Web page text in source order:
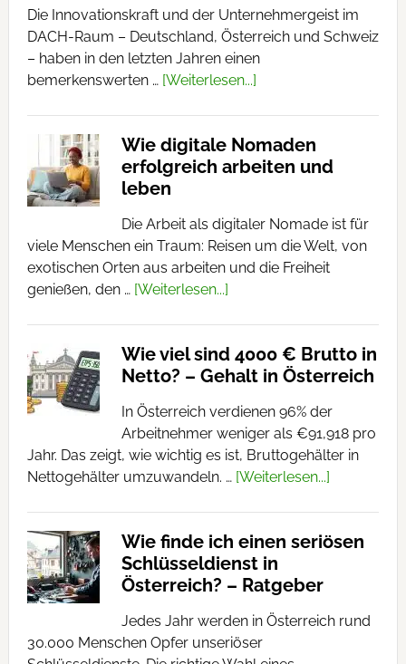
Die Innovationskraft und der Unternehmergeist im
DACH-Raum – Deutschland, Österreich und Schweiz
– haben in den letzten Jahren einen
bemerkenswerten … [Weiterlesen...]
Wie digitale Nomaden
erfolgreich arbeiten und
leben
Die Arbeit als digitaler Nomade ist für
viele Menschen ein Traum: Reisen um die Welt, von
exotischen Orten aus arbeiten und die Freiheit
genießen, den … [Weiterlesen...]
Wie viel sind 4000 € Brutto in
Netto? – Gehalt in Österreich
In Österreich verdienen 96% der
Arbeitnehmer weniger als €91,918 pro
Jahr. Das zeigt, wie wichtig es ist, Bruttogehälter in
Nettogehälter umzuwandeln. … [Weiterlesen...]
Wie finde ich einen seriösen
Schlüsseldienst in
Österreich? – Ratgeber
Jedes Jahr werden in Österreich rund
30.000 Menschen Opfer unseriöser